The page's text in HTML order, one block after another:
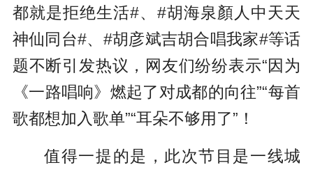
都就是拒绝生活#、#胡海泉顏人中天天
神仙同台#、#胡彦斌吉胡合唱我家#等话
题不断引发热议，网友们纷纷表示“因为
《一路唱响》燃起了对成都的向往”“每首
歌都想加入歌单”“耳朵不够用了”！
值得一提的是，此次节目是一线城